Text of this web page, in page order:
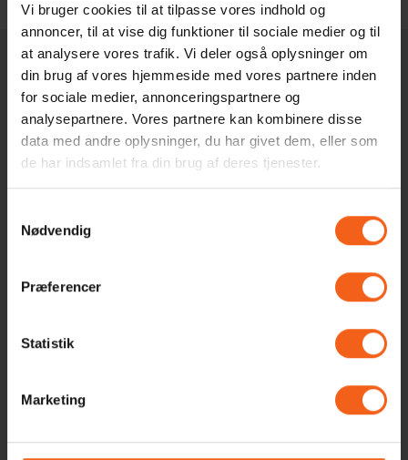
Vi bruger cookies til at tilpasse vores indhold og
annoncer, til at vise dig funktioner til sociale medier og til
at analysere vores trafik. Vi deler også oplysninger om
din brug af vores hjemmeside med vores partnere inden
for sociale medier, annonceringspartnere og
analysepartnere. Vores partnere kan kombinere disse
data med andre oplysninger, du har givet dem, eller som
de har indsamlet fra din brug af deres tjenester.
Nødvendig
Præferencer
Statistik
Marketing
Produkter i samme kategori